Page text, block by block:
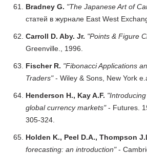
Bradney G. "The Japanese Art of
статей в журнале East West
Carroll D. Aby. Jr. "Points & Figure
Greenville., 1996.
Fischer R. "Fibonacci Applications
Traders"- Wiley & Sons, New York
Henderson H., Kay A.F.
global currency markets"- Futures.
305-324.
Holden K., Peel D.A., Thompson
forecasting: an introduction"-